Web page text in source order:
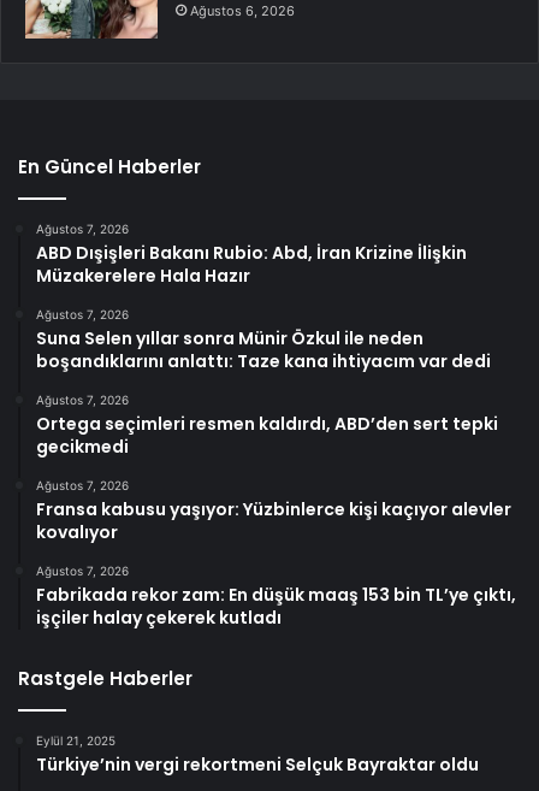
Ağustos 6, 2026
En Güncel Haberler
Ağustos 7, 2026
ABD Dışişleri Bakanı Rubio: Abd, İran Krizine İlişkin
Müzakerelere Hala Hazır
Ağustos 7, 2026
Suna Selen yıllar sonra Münir Özkul ile neden
boşandıklarını anlattı: Taze kana ihtiyacım var dedi
Ağustos 7, 2026
Ortega seçimleri resmen kaldırdı, ABD’den sert tepki
gecikmedi
Ağustos 7, 2026
Fransa kabusu yaşıyor: Yüzbinlerce kişi kaçıyor alevler
kovalıyor
Ağustos 7, 2026
Fabrikada rekor zam: En düşük maaş 153 bin TL’ye çıktı,
işçiler halay çekerek kutladı
Rastgele Haberler
Eylül 21, 2025
Türkiye’nin vergi rekortmeni Selçuk Bayraktar oldu